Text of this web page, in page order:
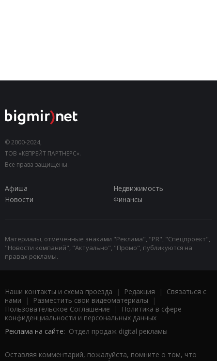
© 2000-2024,
ТОВ «КЕПРЕЙТ ПАРТНЕРС».
Все права защищены.
Афиша
Недвижимость
Новости
Финансы
Материалы, отмеченные знаками "Реклама", "PR", "Спецпроект",
"Новости компаний", "Актуально", "Промо", публикуются на
правах рекламы.
Наши контакты и схема проезда | Редакция | Связаться с
нами | Разместить свои видеоматериалы |
Пользовательское Соглашение |
Политика в сфере
конфиденциальности и персональных данных
Реклама на сайте: Отдел продаж digital рекламы
Оставляя комментарий, пожалуйста, помните о том, что